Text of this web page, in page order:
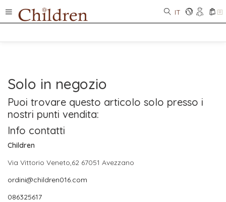
IT 0
Solo in negozio
Puoi trovare questo articolo solo presso i
nostri punti vendita:
Info contatti
Children
Via Vittorio Veneto,62 67051 Avezzano
ordini@children016.com
086325617